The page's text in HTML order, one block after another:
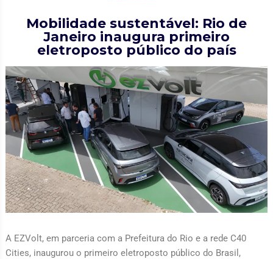
Mobilidade sustentável: Rio de
Janeiro inaugura primeiro
eletroposto público do país
A EZVolt, em parceria com a Prefeitura do Rio e a rede C40
Cities, inaugurou o primeiro eletroposto público do Brasil,